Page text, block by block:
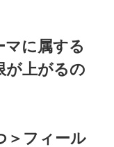
マに属する
が上がるの
＞フィール